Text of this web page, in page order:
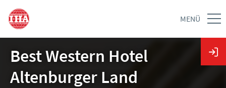
MENÜ
Best Western Hotel
Altenburger Land